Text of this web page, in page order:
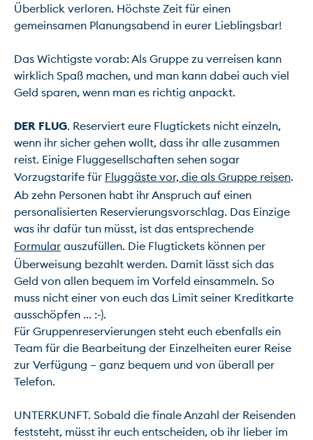
Überblick verloren. Höchste Zeit für einen
gemeinsamen Planungsabend in eurer Lieblingsbar!
Das Wichtigste vorab: Als Gruppe zu verreisen kann
wirklich Spaß machen, und man kann dabei auch viel
Geld sparen, wenn man es richtig anpackt.
DER FLUG. Reserviert eure Flugtickets nicht einzeln,
wenn ihr sicher gehen wollt, dass ihr alle zusammen
reist. Einige Fluggesellschaften sehen sogar
Vorzugstarife für Fluggäste vor, die als Gruppe reisen.
Ab zehn Personen habt ihr Anspruch auf einen
personalisierten Reservierungsvorschlag. Das Einzige
Formular auszufüllen. Die Flugtickets können per
Überweisung bezahlt werden. Damit lässt sich das
Geld von allen bequem im Vorfeld einsammeln. So
muss nicht einer von euch das Limit seiner Kreditkarte
ausschöpfen ... :-).
Für Gruppenreservierungen steht euch ebenfalls ein
Team für die Bearbeitung der Einzelheiten eurer Reise
zur Verfügung – ganz bequem und von überall per
Telefon.
UNTERKUNFT. Sobald die finale Anzahl der Reisenden
feststeht, müsst ihr euch entscheiden, ob ihr lieber im